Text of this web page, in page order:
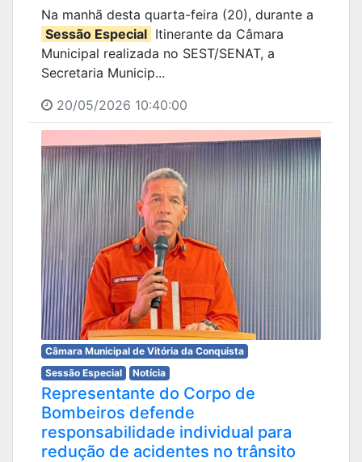
Na manhã desta quarta-feira (20), durante a
Sessão Especial Itinerante da Câmara
Municipal realizada no SEST/SENAT, a
Secretaria Municip...
20/05/2026 10:40:00
Câmara Municipal de Vitória da Conquista
Sessão Especial
Notícia
Representante do Corpo de
Bombeiros defende
responsabilidade individual para
redução de acidentes no trânsito